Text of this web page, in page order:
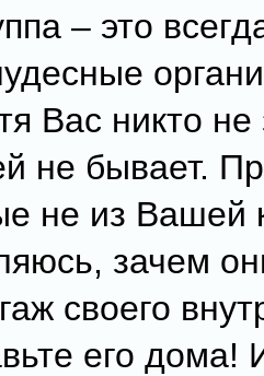
– это
Вас никто не
не бывает.
не из Вашей
зачем
своего
его дома!